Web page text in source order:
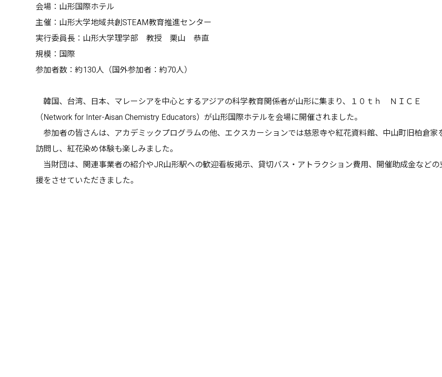
会場：山形国際ホテル
主催：山形大学地域共創STEAM教育推進センター
実行委員長：山形大学理学部 教授 栗山 恭直
規模：国際
参加者数：約130人（国外参加者：約70人）
韓国、台湾、日本、マレーシアを中心とするアジアの科学教育関係者が山形に集まり、１０ｔｈ ＮＩＣＥ
（Network for Inter-Aisan Chemistry Educators）が山形国際ホテルを会場に開催されました。
参加者の皆さんは、アカデミックプログラムの他、エクスカーションでは慈恩寺や紅花資料館、中山町旧柏倉家
訪問し、紅花染め体験も楽しみました。
当財団は、関連事業者の紹介やJR山形駅への歓迎看板掲示、貸切バス・アトラクション費用、開催助成金などの
援をさせていただきました。